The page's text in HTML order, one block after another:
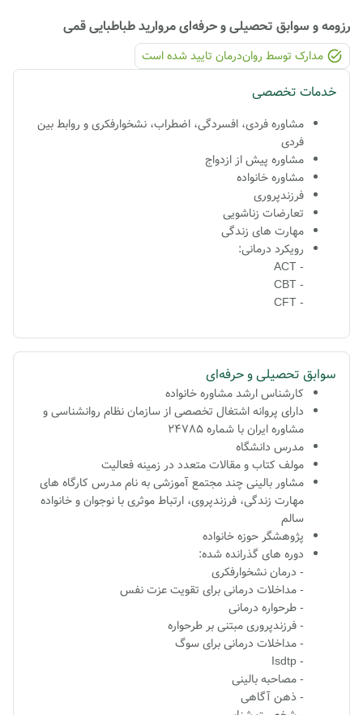
رزومه و سوابق تحصیلی و حرفه‌ایمروارید طباطبایی قمی
مدارک توسط روان‌درمان تایید شده ‌است
خدمات تخصصی
مشاوره فردی، افسردگی، اضطراب، نشخوارفکری و روابط بین
فردی
مشاوره پیش از ازدواج
مشاوره خانواده
فرزندپروری
تعارضات زناشویی
مهارت های زندگی
رویکرد درمانی:
- ACT
- CBT
- CFT
سوابق تحصیلی و حرفه‌ای
کارشناس ارشد مشاوره خانواده
دارای پروانه اشتغال تخصصی از سازمان نظام روانشناسی و
مشاوره ایران با شماره 24785
مدرس دانشگاه
مولف کتاب و مقالات متعدد در زمینه فعالیت
مشاور بالینی چند مجتمع آموزشی به ناممدرس کارگاه های
مهارت زندگی، فرزندپروی، ارتباط موثری با نوجوان و خانواده
سالم
پژوهشگر حوزه خانواده
دوره های گذرانده شده:
- درمان نشخوارفکری
- مداخلات درمانی برای تقویت عزت نفس
- طرحواره درمانی
- فرزندپروری مبتنی بر طرحواره
- مداخلات درمانی برای سوگ
- Isdtp
- مصاحبه بالینی
- ذهن آگاهی